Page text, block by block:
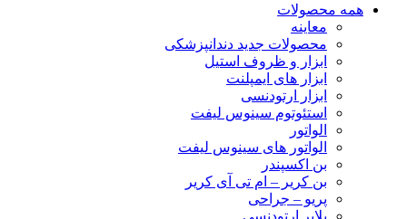
همه محصولات
معاینه
محصولات جدید دندانپزشکی
ابزار و ظروف استیل
ابزار های ایمپلنت
ابزار ارتودنسی
استئوتوم سینوس لیفت
الواتور
الواتور های سینوس لیفت
بن اکسپندر
بن کریر – ام تی آی کریر
پریو – جراحی
پلایر ارتودنسی